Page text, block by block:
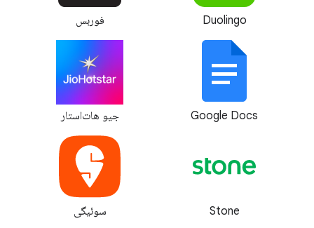
Duolingo فوربس
Google Docs جیو هات‌استار
Stone سوئیگی